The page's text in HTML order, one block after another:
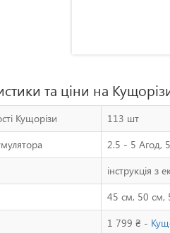
та ціни на
Кущорізи
113 шт
2.5 - 5 Агод,
інструкція з
45 см, 50 см,
1 799 ₴ -